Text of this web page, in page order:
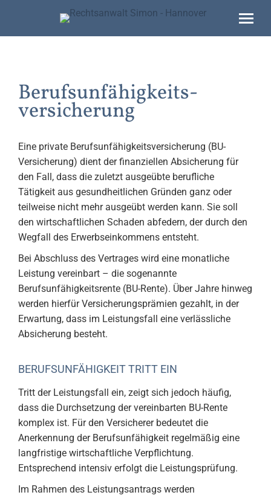
Berufsunfähigkeits­
versicherung
Eine private Berufsunfähigkeitsversicherung (BU-
Versicherung) dient der finanziellen Absicherung für
den Fall, dass die zuletzt ausgeübte berufliche
Tätigkeit aus gesundheitlichen Gründen ganz oder
teilweise nicht mehr ausgeübt werden kann. Sie soll
den wirtschaftlichen Schaden abfedern, der durch den
Wegfall des Erwerbseinkommens entsteht.
Bei Abschluss des Vertrages wird eine monatliche
Leistung vereinbart – die sogenannte
Berufsunfähigkeitsrente (BU-Rente). Über Jahre hinweg
werden hierfür Versicherungsprämien gezahlt, in der
Erwartung, dass im Leistungsfall eine verlässliche
Absicherung besteht.
BERUFSUNFÄHIGKEIT TRITT EIN
Tritt der Leistungsfall ein, zeigt sich jedoch häufig,
dass die Durchsetzung der vereinbarten BU-Rente
komplex ist. Für den Versicherer bedeutet die
Anerkennung der Berufsunfähigkeit regelmäßig eine
langfristige wirtschaftliche Verpflichtung.
Entsprechend intensiv erfolgt die Leistungsprüfung.
Im Rahmen des Leistungsantrags werden